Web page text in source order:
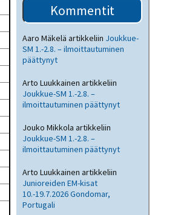
Kommentit
Aaro Mäkelä artikkeliin Joukkue-
SM 1.-2.8. – ilmoittautuminen
päättynyt
Arto Luukkainen artikkeliin
Joukkue-SM 1.-2.8. –
ilmoittautuminen päättynyt
Jouko Mikkola artikkeliin
Joukkue-SM 1.-2.8. –
ilmoittautuminen päättynyt
Arto Luukkainen artikkeliin
Junioreiden EM-kisat
10.-19.7.2026 Gondomar,
Portugali